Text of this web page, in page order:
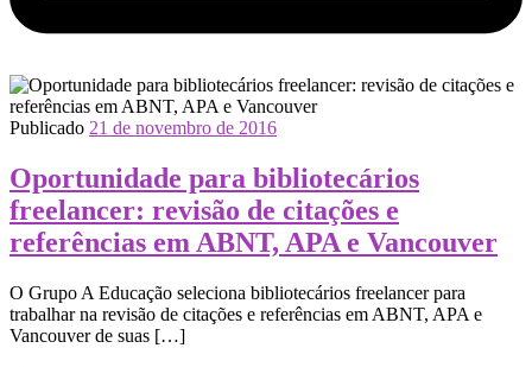
Publicado 21 de novembro de 2016
Oportunidade para bibliotecários
freelancer: revisão de citações e
referências em ABNT, APA e Vancouver
O Grupo A Educação seleciona bibliotecários freelancer para
trabalhar na revisão de citações e referências em ABNT, APA e
Vancouver de suas […]